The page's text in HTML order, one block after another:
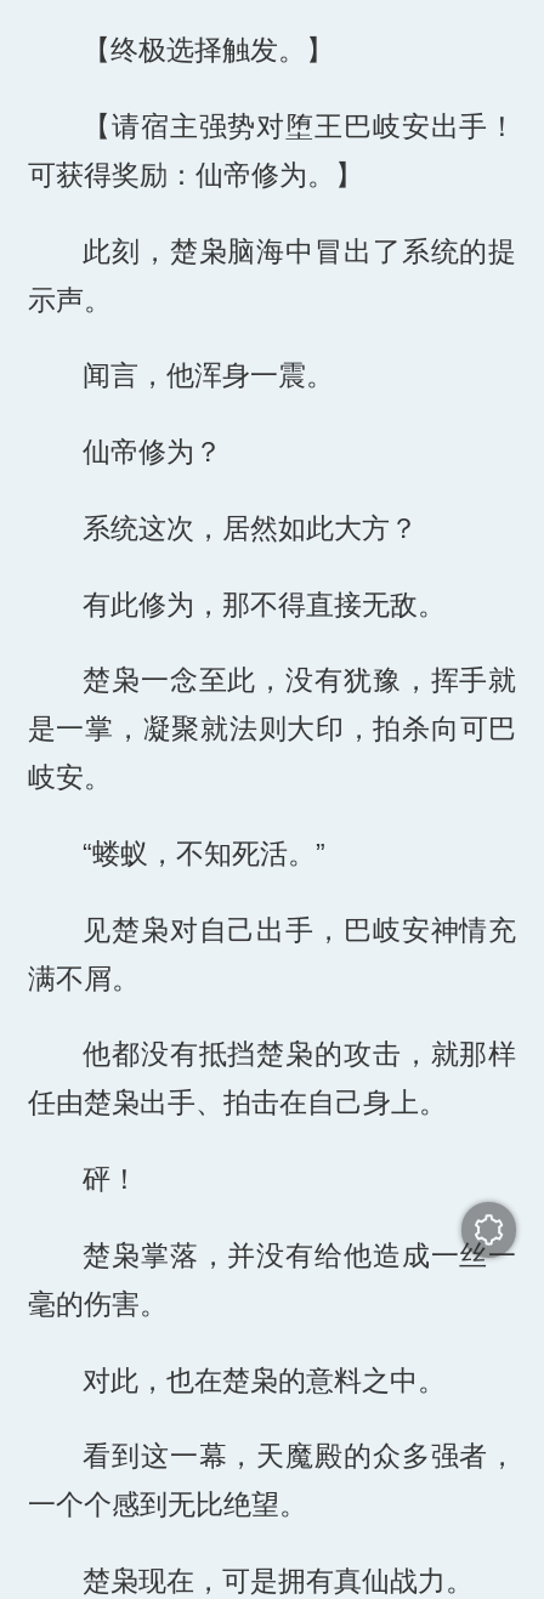
【终极选择触发。】
【请宿主强势对堕王巴岐安出手！
可获得奖励：仙帝修为。】
此刻，楚枭脑海中冒出了系统的提
示声。
闻言，他浑身一震。
仙帝修为？
系统这次，居然如此大方？
有此修为，那不得直接无敌。
楚枭一念至此，没有犹豫，挥手就
是一掌，凝聚就法则大印，拍杀向可巴
岐安。
“蝼蚁，不知死活。”
见楚枭对自己出手，巴岐安神情充
满不屑。
他都没有抵挡楚枭的攻击，就那样
任由楚枭出手、拍击在自己身上。
砰！
楚枭掌落，并没有给他造成一丝一
毫的伤害。
对此，也在楚枭的意料之中。
看到这一幕，天魔殿的众多强者，
一个个感到无比绝望。
楚枭现在，可是拥有真仙战力。